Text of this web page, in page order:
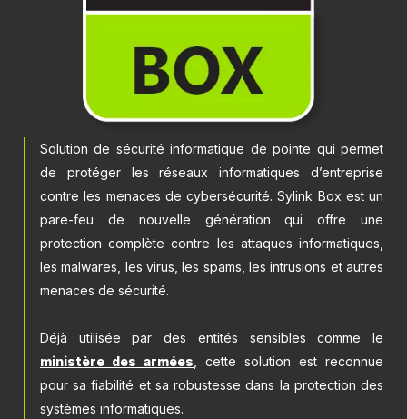
Solution de sécurité informatique de pointe qui permet
de protéger les réseaux informatiques d’entreprise
contre les menaces de cybersécurité. Sylink Box est un
pare-feu de nouvelle génération qui offre une
protection complète contre les attaques informatiques,
les malwares, les virus, les spams, les intrusions et autres
menaces de sécurité.
Déjà utilisée par des entités sensibles comme le
ministère des armées , cette solution est reconnue
pour sa fiabilité et sa robustesse dans la protection des
systèmes informatiques.